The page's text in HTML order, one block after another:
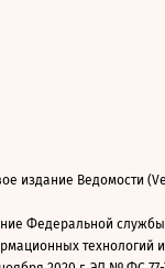
издание Ведомости
Федеральной
технологий